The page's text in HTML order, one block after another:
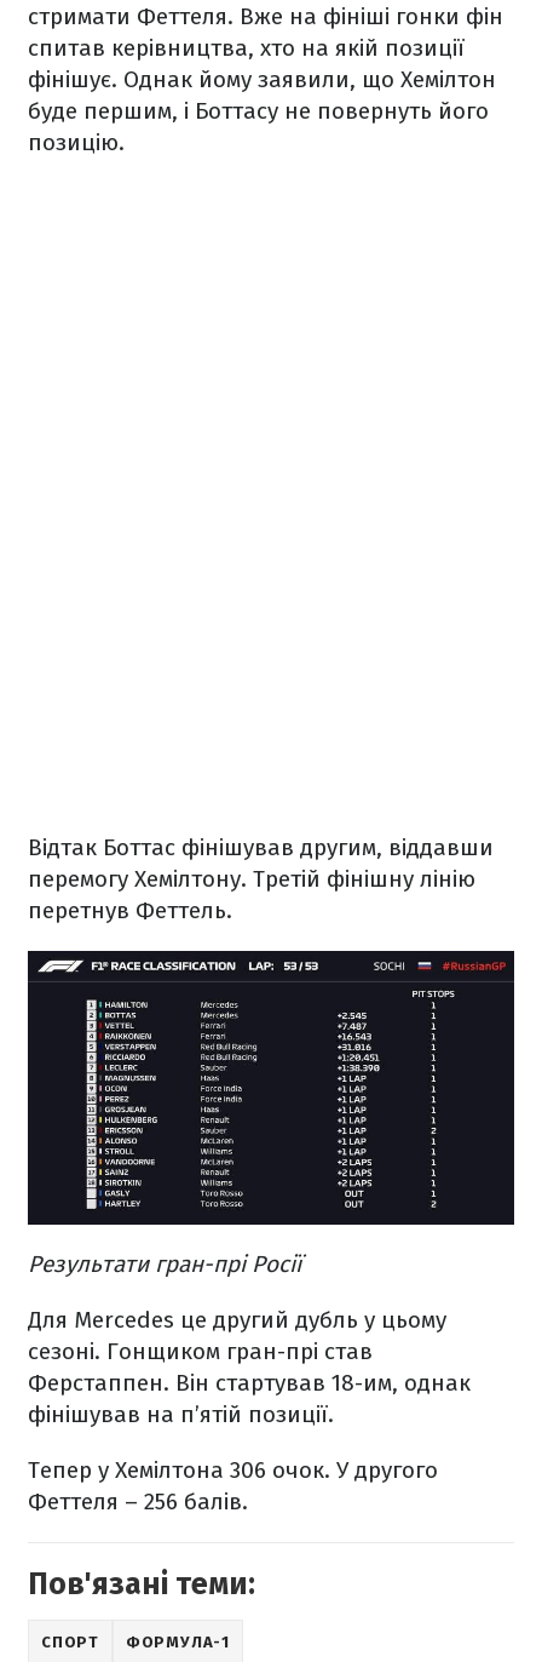
стримати Феттеля. Вже на фініші гонки фін
спитав керівництва, хто на якій позиції
фінішує. Однак йому заявили, що Хемілтон
буде першим, і Боттасу не повернуть його
позицію.
Відтак Боттас фінішував другим, віддавши
перемогу Хемілтону. Третій фінішну лінію
перетнув Феттель.
Результати гран-прі Росії
Для Mercedes це другий дубль у цьому
сезоні. Гонщиком гран-прі став
Ферстаппен. Він стартував 18-им, однак
фінішував на п’ятій позиції.
Тепер у Хемілтона 306 очок. У другого
Феттеля – 256 балів.
Пов'язані теми:
СПОРТ ФОРМУЛА-1